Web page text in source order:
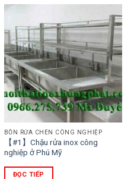
BỒN RỬA CHÉN CÔNG NGHIỆP
【#1】Chậu rửa inox công
nghiệp ở Phú Mỹ
ĐỌC TIẾP